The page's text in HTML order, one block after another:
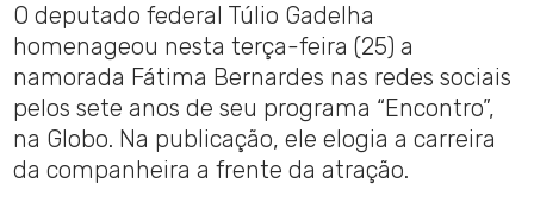
O deputado federal Túlio Gadelha
homenageou nesta terça-feira (25) a
namorada Fátima Bernardes nas redes sociais
pelos sete anos de seu programa “Encontro”,
na Globo. Na publicação, ele elogia a carreira
da companheira a frente da atração.